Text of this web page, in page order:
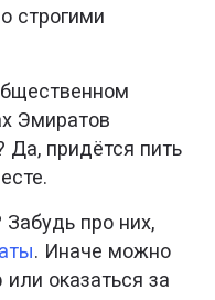
строгими
Эмиратов
Да, придётся пить
про них,
. Иначе можно
оказаться за